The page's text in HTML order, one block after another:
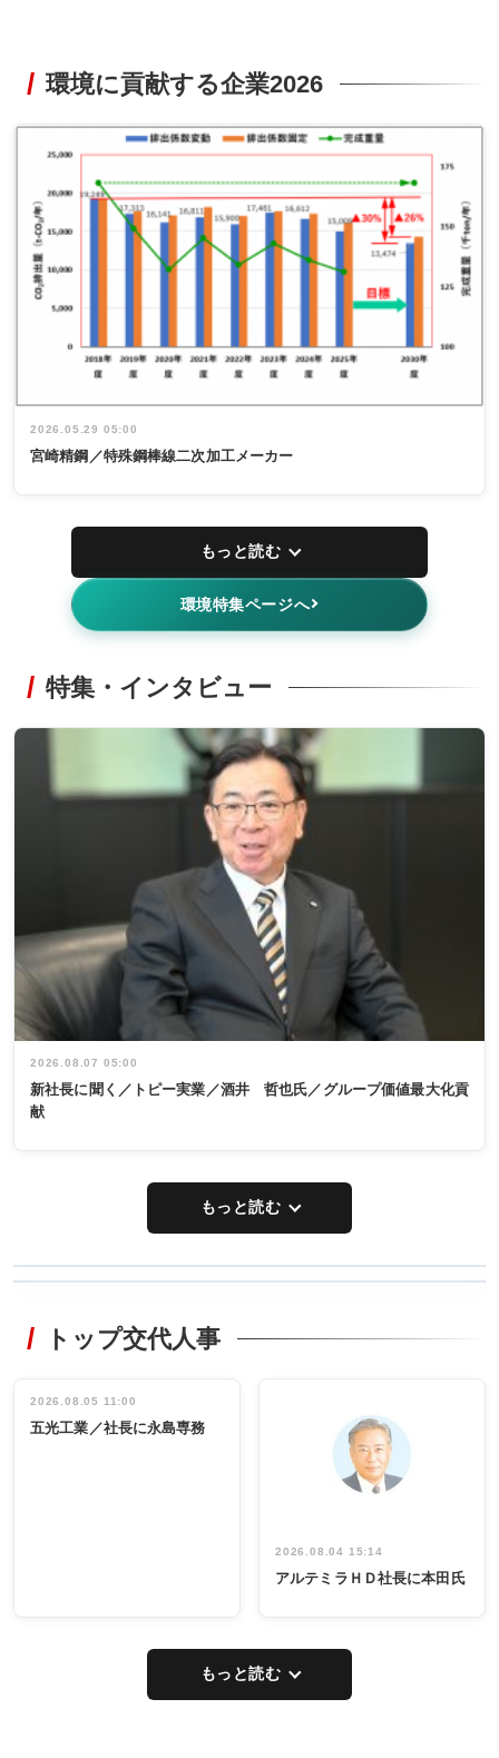
環境に貢献する企業2026
2026.05.29 05:00
宮崎精鋼／特殊鋼棒線二次加工メーカー
もっと読む
環境特集ページへ
特集・インタビュー
2026.08.07 05:00
新社長に聞く／トピー実業／酒井 哲也氏／グループ価値最大化貢
献
もっと読む
非鉄業界で
インタビュ
ー／社内ア
タックトレー
祝う 業界関
係者ら220人
出席
トップ交代人事
2026.08.05 11:00
五光工業／社長に永島専務
2026.08.04 15:14
アルテミラＨＤ社長に本田氏
もっと読む